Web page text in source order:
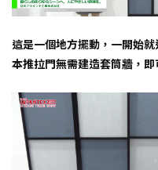
這是一個地方擺動，一開始就
本推拉門無需建造套筒牆，